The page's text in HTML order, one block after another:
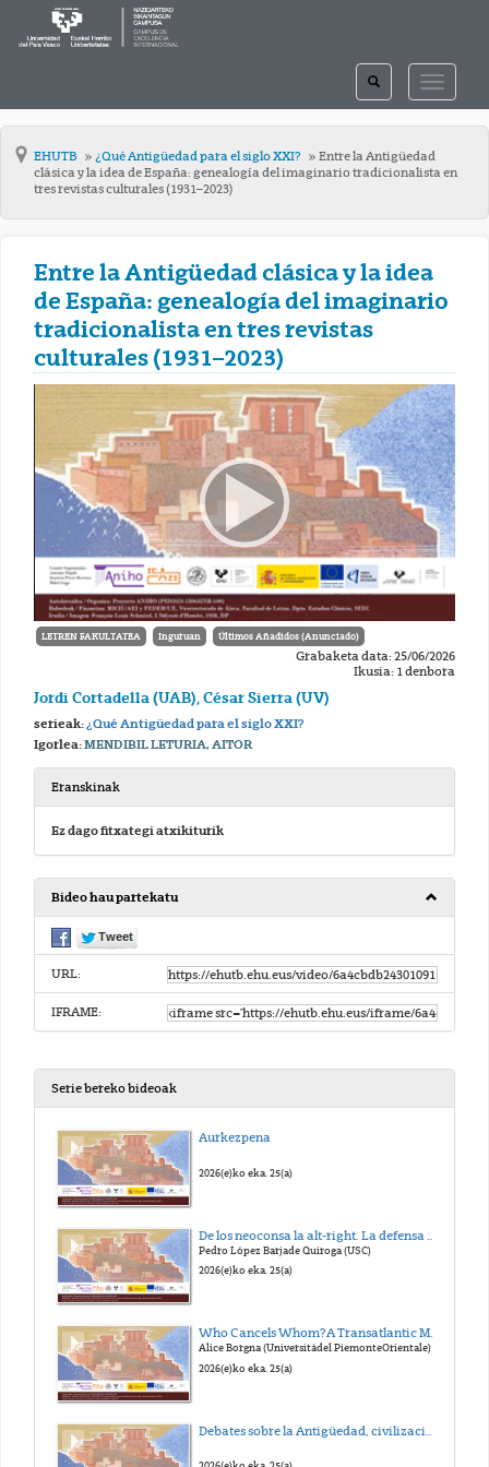
TOGGLE
TOGGLE
SEARCH
EHUTB ¿Qué Antigüedad para el siglo XXI?
Entre la Antigüedad
clásica y la idea de España: genealogía del imaginario tradicionalista en
tres revistas culturales (1931–2023)
Entre la Antigüedad clásica y la idea
de España: genealogía del imaginario
tradicionalista en tres revistas
culturales (1931–2023)
LETREN FAKULTATEA Inguruan Últimos Añadidos (Anunciado)
Grabaketa data: 25/06/2026
Ikusia: 1 denbora
Jordi Cortadella (UAB), César Sierra (UV)
serieak:¿Qué Antigüedad para el siglo XXI?
Igorlea:MENDIBIL LETURIA, AITOR
Eranskinak
Ez dago fitxategi atxikiturik
Bideo hau partekatu
URL:
IFRAME:
Serie bereko bideoak
Aurkezpena
2026(e)ko eka. 25(a)
Pedro López Barjade Quiroga (USC)
2026(e)ko eka. 25(a)
Who Cancels Whom?A Transatlantic Misunderstanding
Alice Borgna (Universitàdel PiemonteOrientale)
2026(e)ko eka. 25(a)